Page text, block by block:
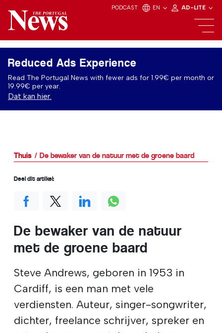
PODCAST EN AD-LITE
Reduced Ads Experience
Read The Portugal News with fewer ads for 1.99€ per month or
19.99€ per year.
Dat kan hier.
Thuis De bewaker van de natuur met de groene baard
De bewaker van de natuur
met de groene baard
Steve Andrews, geboren in 1953 in
Cardiff, is een man met vele
verdiensten. Auteur, singer-songwriter,
dichter, freelance schrijver, spreker en
Deel dit artikel: